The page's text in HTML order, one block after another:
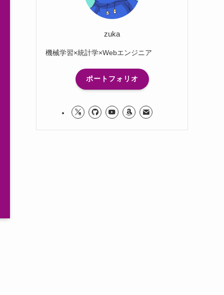
zuka
機械学習×統計学×Webエンジニア
ポートフォリオ